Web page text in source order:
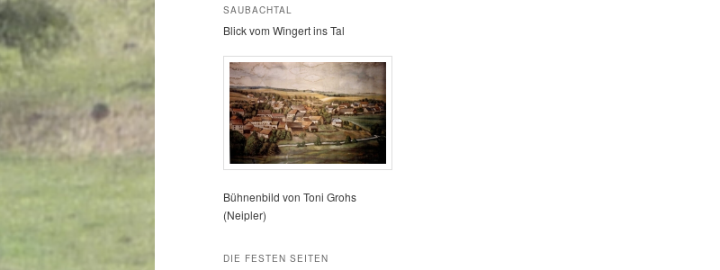
SAUBACHTAL
Blick vom Wingert ins Tal
Bühnenbild von Toni Grohs
(Neipler)
DIE FESTEN SEITEN